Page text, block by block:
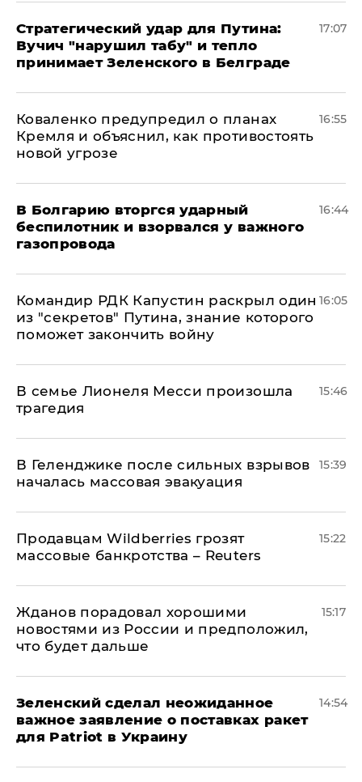
Стратегический удар для Путина:
Вучич "нарушил табу" и тепло
принимает Зеленского в Белграде
17:07
Коваленко предупредил о планах
Кремля и объяснил, как противостоять
новой угрозе
16:55
В Болгарию вторгся ударный
беспилотник и взорвался у важного
газопровода
16:44
Командир РДК Капустин раскрыл один
из "секретов" Путина, знание которого
поможет закончить войну
16:05
В семье Лионеля Месси произошла
трагедия
15:46
В Геленджике после сильных взрывов
началась массовая эвакуация
15:39
Продавцам Wildberries грозят
массовые банкротства – Reuters
15:22
Жданов порадовал хорошими
новостями из России и предположил,
что будет дальше
15:17
Зеленский сделал неожиданное
важное заявление о поставках ракет
для Patriot в Украину
14:54